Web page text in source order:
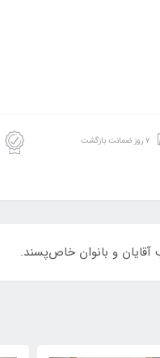
۷ روز ضمانت بازگشت